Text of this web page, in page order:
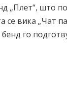
„Плет“, што
се вика „Чат
бенд го